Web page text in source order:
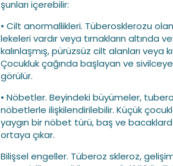
şunları içerebilir:
• Cilt anormallikleri. Tüberosklerozu
lekeleri vardır veya tırnakların altında
kalınlaşmış, pürüzsüz cilt alanları veya
Çocukluk çağında başlayan ve
görülür.
• Nöbetler. Beyindeki büyümeler,
nöbetlerle ilişkilendirilebilir. Küçük
yaygın bir nöbet türü, baş ve
ortaya çıkar.
Bilişsel engeller. Tüberoz skleroz,